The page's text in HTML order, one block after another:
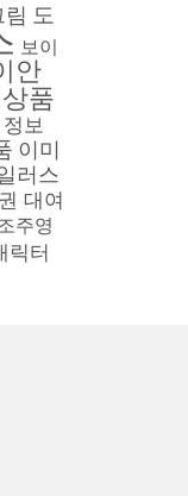
림 도
보이
안
품
보
이미
러스
대여
주영
릭터